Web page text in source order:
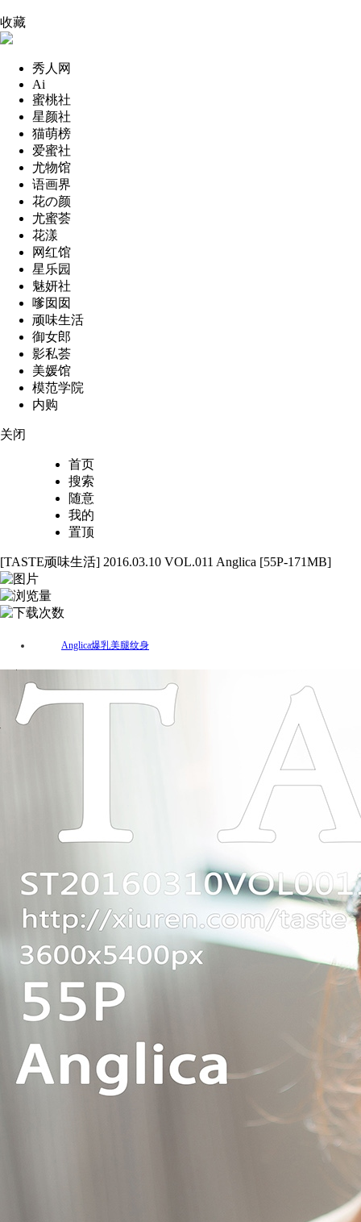
收藏
秀人网
Ai
蜜桃社
星颜社
猫萌榜
爱蜜社
尤物馆
语画界
花の颜
尤蜜荟
花漾
网红馆
星乐园
魅妍社
嗲囡囡
顽味生活
御女郎
影私荟
美媛馆
模范学院
内购
关闭
首页
搜索
随意
我的
置顶
[TASTE顽味生活] 2016.03.10 VOL.011 Anglica [55P-171MB]
Anglica爆乳美腿纹身